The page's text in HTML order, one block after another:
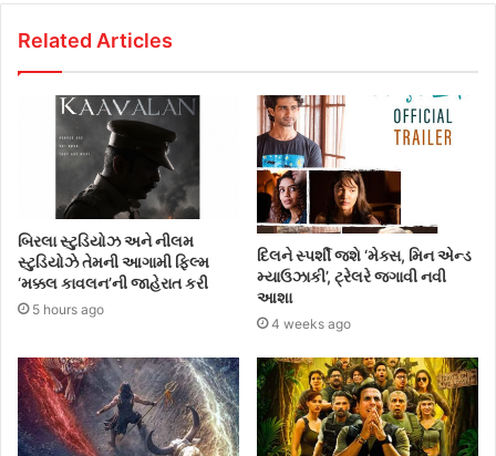
Related Articles
બિરલા સ્ટુડિયોઝ અને નીલમ
સ્ટુડિયોઝે તેમની આગામી ફિલ્મ
‘મક્કલ કાવલન’ની જાહેરાત કરી
5 hours ago
દિલને સ્પર્શી જશે ‘મેક્સ, મિન એન્ડ
મ્યાઉઝાકી’, ટ્રેલરે જગાવી નવી
આશા
4 weeks ago